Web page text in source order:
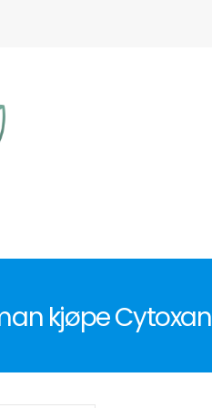
kjøpe Cytoxan